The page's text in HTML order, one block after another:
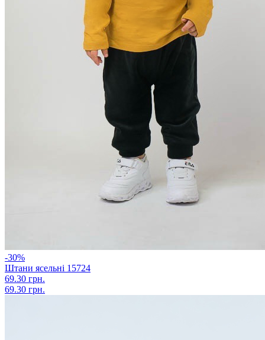
-30%
Штани ясельні 15724
69.30 грн.
69.30 грн.